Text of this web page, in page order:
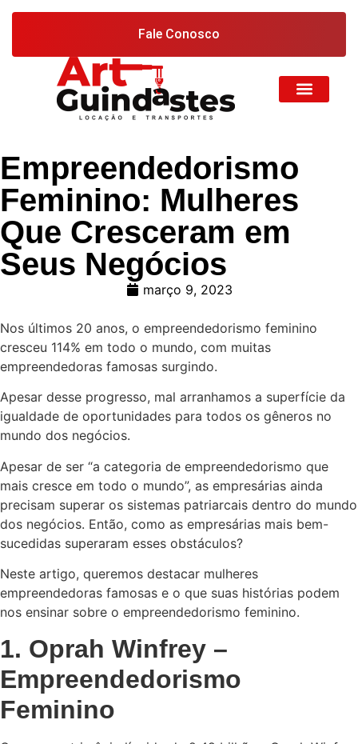
Fale Conosco
Empreendedorismo
Feminino: Mulheres
Que Cresceram em
Seus Negócios
março 9, 2023
Nos últimos 20 anos, o empreendedorismo feminino
cresceu 114% em todo o mundo, com muitas
empreendedoras famosas surgindo.
Apesar desse progresso, mal arranhamos a superfície da
igualdade de oportunidades para todos os gêneros no
mundo dos negócios.
Apesar de ser “a categoria de empreendedorismo que
mais cresce em todo o mundo”, as empresárias ainda
precisam superar os sistemas patriarcais dentro do mundo
dos negócios. Então, como as empresárias mais bem-
sucedidas superaram esses obstáculos?
Neste artigo, queremos destacar mulheres
empreendedoras famosas e o que suas histórias podem
nos ensinar sobre o empreendedorismo feminino.
1. Oprah Winfrey –
Empreendedorismo
Feminino